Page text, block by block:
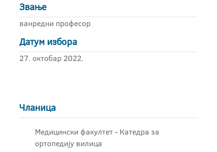
Звање
ванредни професор
Датум избора
27. октобар 2022.
Чланица
Медицински факултет - Катедра за
ортопедију вилица